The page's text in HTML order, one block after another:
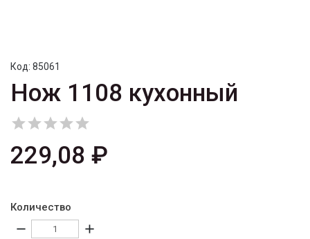
Код: 85061
Нож 1108 кухонный

229,08 ₽
Количество
remove add